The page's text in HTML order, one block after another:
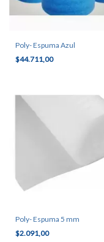
Poly- Espuma Azul
$44.711,00
Poly- Espuma 5 mm
$2.091,00